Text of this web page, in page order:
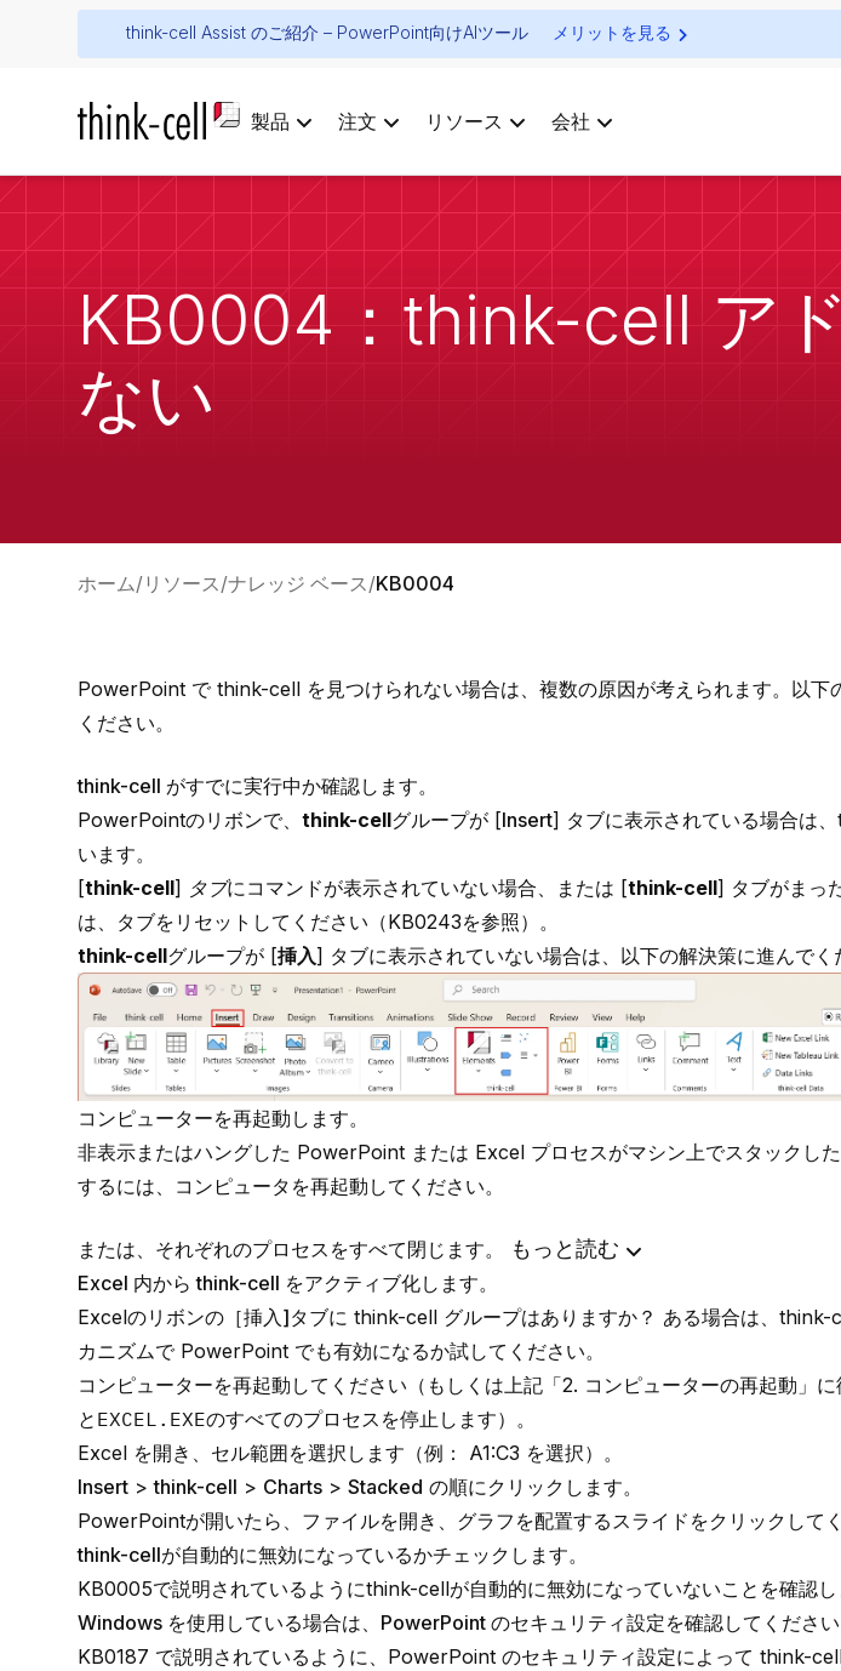
think-cell Assist のご紹介 – PowerPoint向けAIツール メリットを見る
製品 注文 リソース 会社
KB0004：think-cell ア
ない
ホーム リソース ナレッジ ベース KB0004
PowerPoint で think-cell を見つけられない場合は、複数の原因が考えられます。以下
ください。
think-cell がすでに実行中か確認します。
PowerPointのリボンで、 think-cellグループが [Insert] タブに表示されている場合は、
います。
[think-cell] タブにコマンドが表示されていない場合、または [think-cell] タブがまっ
は、タブをリセットしてください（KB0243を参照）。
think-cellグループが [挿入] タブに表示されていない場合は、以下の解決策に進んでく
コンピューターを再起動します。
非表示またはハングした PowerPoint または Excel プロセスがマシン上でスタックし
するには、コンピュータを再起動してください。
または、それぞれのプロセスをすべて閉じます。 もっと読む
Excel 内から think-cell をアクティブ化します。
Excelのリボンの ［挿入]タブに think-cell グループはありますか？ ある場合は、think-
カニズムで PowerPoint でも有効になるか試してください。
コンピューターを再起動してください（もしくは上記「2. コンピューターの再起動」に
と EXCEL.EXEのすべてのプロセスを停止します）。
Excel を開き、セル範囲を選択します（例： A1:C3 を選択）。
Insert >think-cell > Charts > Stacked の順にクリックします。
PowerPointが開いたら、ファイルを開き、グラフを配置するスライドをクリックしてく
think-cellが自動的に無効になっているかチェックします。
KB0005で説明されているようにthink-cellが自動的に無効になっていないことを確認し
Windows を使用している場合は、PowerPoint のセキュリティ設定を確認してください
KB0187 で説明されているように、PowerPoint のセキュリティ設定によって think-